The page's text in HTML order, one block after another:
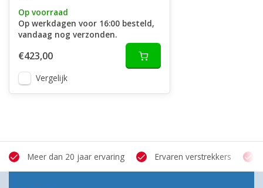
Op voorraad
Op werkdagen voor 16:00 besteld,
vandaag nog verzonden.
€423,00
Vergelijk
Meer dan 20 jaar ervaring Ervaren verstrekkers